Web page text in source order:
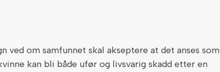
ved om samfunnet skal akseptere at det anses som
kan bli både ufør og livsvarig skadd etter en